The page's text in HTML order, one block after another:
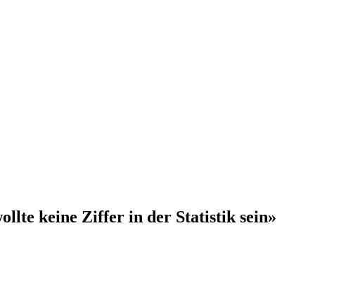
keine Ziffer in der Statistik sein»